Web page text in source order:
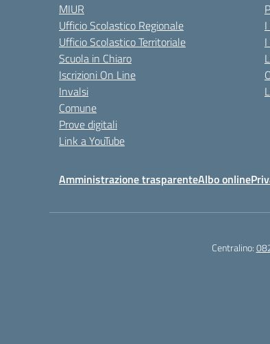
MIUR
Ufficio Scolastico Regionale
Ufficio Scolastico Territoriale
Scuola in Chiaro
Iscrizioni On Line
Invalsi
Comune
Prove digitali
Link a YouTube
Amministrazione trasparenteAlbo online
Centralino: